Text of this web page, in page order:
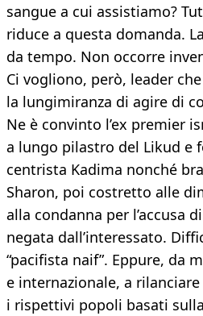
sangue a cui assistiamo?
riduce a questa domanda.
da tempo. Non occorre
Ci vogliono, però, leader
la lungimiranza di agire di
Ne è convinto l’ex premier
a lungo pilastro del Likud e
centrista Kadima nonché
Sharon, poi costretto alle
alla condanna per l’accusa
negata dall’interessato.
“pacifista naif”. Eppure, da
e internazionale, a
i rispettivi popoli basati